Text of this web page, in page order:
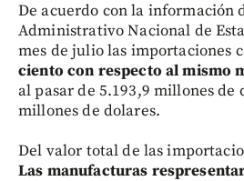
De acuerdo con la información
Administrativo Nacional de
mes de julio las importaciones
ciento con respecto al mismo
al pasar de 5.193,9 millones de
millones de dolares.
Del valor total de las
Las manufacturas